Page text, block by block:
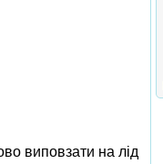
виповзати на лід